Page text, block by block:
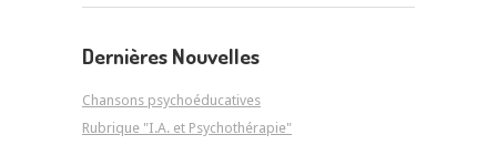
Dernières Nouvelles
Chansons psychoéducatives
Rubrique "I.A. et Psychothérapie"